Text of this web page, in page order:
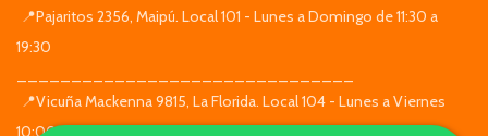
📍Pajaritos 2356, Maipú. Local 101 - Lunes a Domingo de 11:30 a
19:30
📍Vicuña Mackenna 9815, La Florida. Local 104 - Lunes a Viernes
10:00 – 20:00 Sábado, Domingo y Feriados 11:00 – 19:00